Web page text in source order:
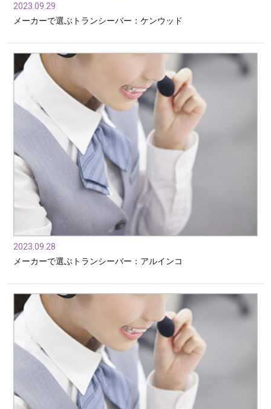
2023.09.29
メーカーで選ぶトランシーバー：ケンウッド
2023.09.28
メーカーで選ぶトランシーバー：アルインコ